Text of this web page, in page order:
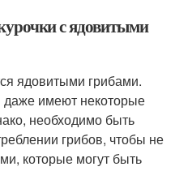
с ядовитыми
ядовитыми грибами.
имеют некоторые
необходимо быть
грибов, чтобы не
которые могут быть